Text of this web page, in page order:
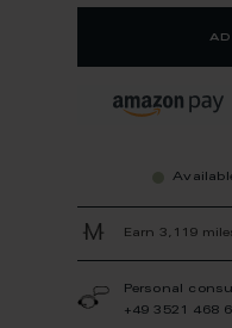
Earn 3,119
Personal
+49 3521 468